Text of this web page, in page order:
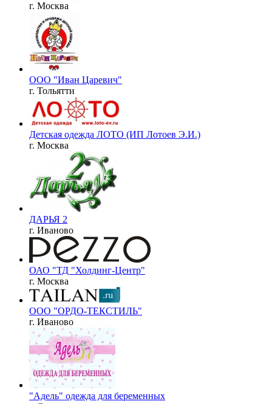
г. Москва
ООО "Иван Царевич"
г. Тольятти
Детская одежда ЛОТО (ИП Лотоев Э.И.)
г. Москва
ДАРЬЯ 2
г. Иваново
ОАО "ТД "Холдинг-Центр"
г. Москва
ООО "ОРДО-ТЕКСТИЛЬ"
г. Иваново
"Адель" одежда для беременных